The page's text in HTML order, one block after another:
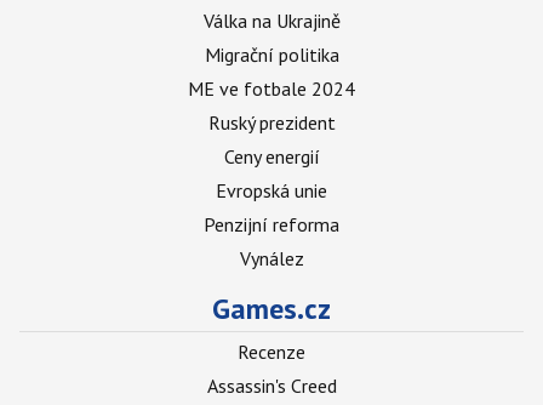
Válka na Ukrajině
Migrační politika
ME ve fotbale 2024
Ruský prezident
Ceny energií
Evropská unie
Penzijní reforma
Vynález
Games.cz
Recenze
Assassin's Creed